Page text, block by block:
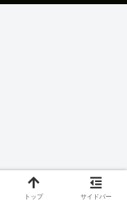
トップ サイドバー